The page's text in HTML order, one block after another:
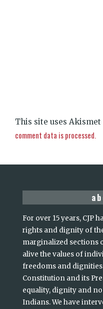
This site uses Akismet
comment data is processed.
For over 15 years, CJP
rights and dignity of
marginalized sections
alive the values of
freedoms and
Constitution and its
equality, dignity and
Indians. We have